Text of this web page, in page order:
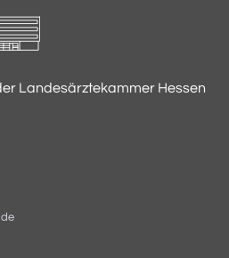
Landesärztekammer Hessen